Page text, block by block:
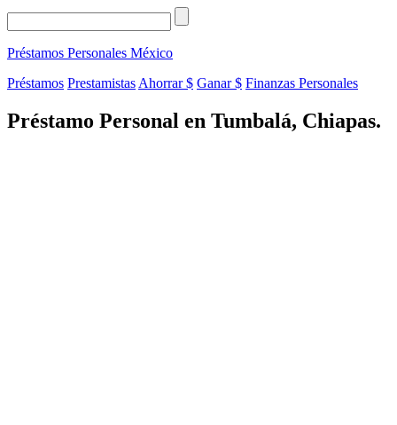
Préstamos Personales México
Préstamos Prestamistas Ahorrar $ Ganar $ Finanzas Personales
Préstamo Personal en Tumbalá, Chiapas.